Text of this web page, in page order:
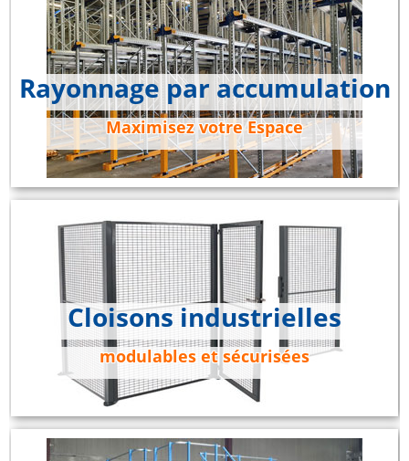
Rayonnage par accumulation
Maximisez votre Espace
Cloisons industrielles
modulables et sécurisées